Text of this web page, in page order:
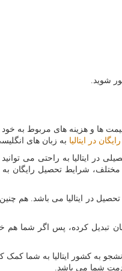
شوید.
ها و هزینه های مربوط به خود
در ایتالیا به زبان های
در ایتالیا به راحتی می
شرایط تحصیل رایگان به
در ایتالیا می باشد. هم
تبدیل کرده، پس اگر شما هم
به کشور ایتالیا به شما
خدمت شما می باشد.